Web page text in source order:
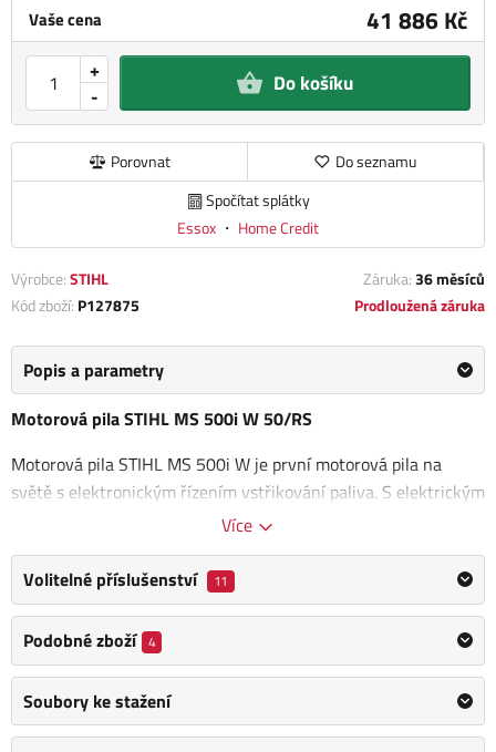
Vaše cena 41 886 Kč
-
+ Do košíku
Porovnat
Do seznamu
Spočítat splátky
Essox ・ Home Credit
Výrobce:STIHL Záruka:36 měsíců
Kód zboží: P127875 Prodloužená záruka
Popis a parametry
Motorová pila STIHL MS 500i W 50/RS
Motorová pila STIHL MS 500i W je první motorová pila na
světě s elektronickým řízením vstřikování paliva. S elektrickým
vynikající výkon pro profesionální
stroj nabízí razantní akceleraci a výkonové charakteristiky, což
jej činí ideálním pro kácení, manipulaci a odvětvování.
Senzory sledují tlak vzduchu, teplotu uvnitř a venku a
předávají tato data řídícímu systému. Díky těmto získaným
údajům je řídící jednotka schopna optimálně stanovit nejen
množství paliva, ale také ideální okamžik zážehu.Dávkování
Více
Volitelné příslušenství 11
Podobné zboží 4
Soubory ke stažení